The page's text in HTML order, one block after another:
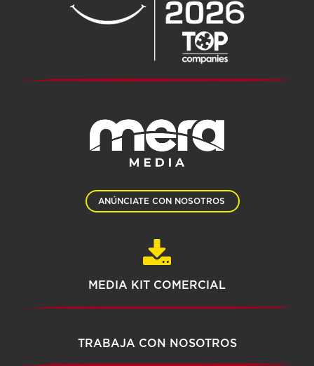
ANÚNCIATE CON NOSOTROS
MEDIA KIT COMERCIAL
TRABAJA CON NOSOTROS